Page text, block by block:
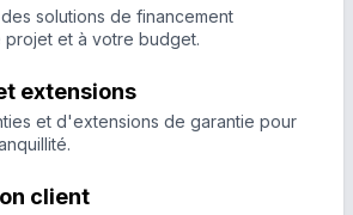
solutions de financement
et à votre budget.
extensions
et d'extensions de garantie pour
client